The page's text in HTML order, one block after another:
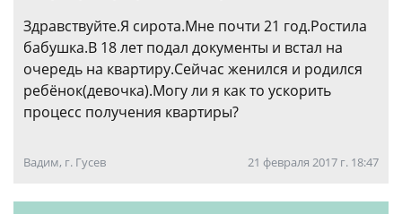
Здравствуйте.Я сирота.Мне почти 21 год.Ростила
бабушка.В 18 лет подал документы и встал на
очередь на квартиру.Сейчас женился и родился
ребёнок(девочка).Могу ли я как то ускорить
процесс получения квартиры?
Вадим, г. Гусев 21 февраля 2017 г. 18:47